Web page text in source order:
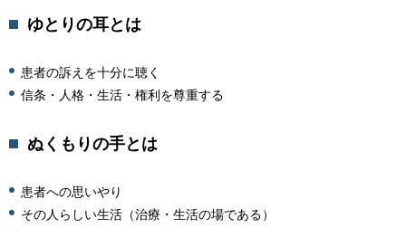
ゆとりの耳とは
患者の訴えを十分に聴く
信条・人格・生活・権利を尊重する
ぬくもりの手とは
患者への思いやり
その人らしい生活（治療・生活の場である）